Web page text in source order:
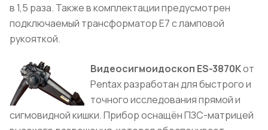
в 1,5 раза. Также в комплектации предусмотрен
подключаемый трансформатор E7 с ламповой
рукояткой.
Видеосигмоидоскоп ES-3870Kот
Pentax разработан для быстрого и
точного исследования прямой и
сигмовидной кишки. Прибор оснащён ПЗС-матрицей